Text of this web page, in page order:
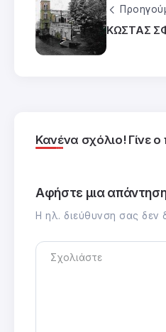
ΚΩΣΤΑΣ
Κανένα σχόλιο! Γίνε
Αφήστε μια
Η ηλ. διεύθυνση σας δεν